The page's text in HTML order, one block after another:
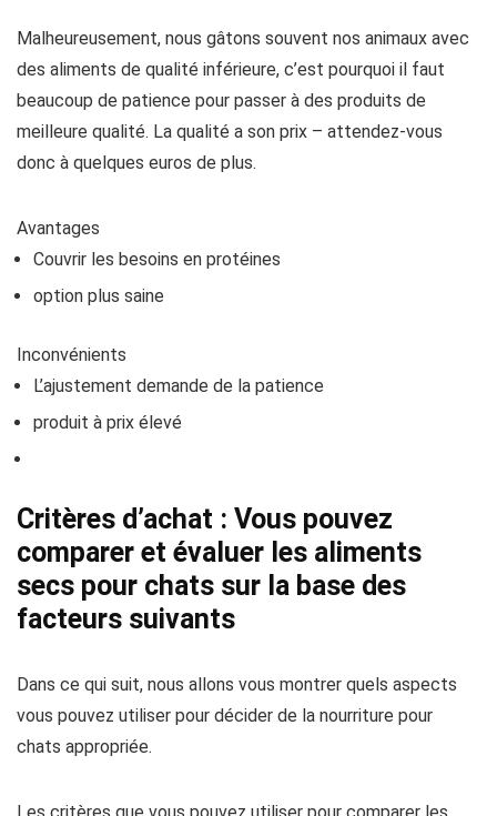
Malheureusement, nous gâtons souvent nos animaux avec
des aliments de qualité inférieure, c’est pourquoi il faut
beaucoup de patience pour passer à des produits de
meilleure qualité. La qualité a son prix – attendez-vous
donc à quelques euros de plus.
Avantages
Couvrir les besoins en protéines
option plus saine
Inconvénients
L’ajustement demande de la patience
produit à prix élevé
Critères d’achat : Vous pouvez
comparer et évaluer les aliments
secs pour chats sur la base des
facteurs suivants
Dans ce qui suit, nous allons vous montrer quels aspects
vous pouvez utiliser pour décider de la nourriture pour
chats appropriée.